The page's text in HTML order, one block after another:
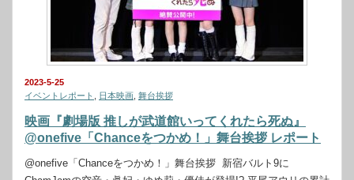
2023-5-25
イベントレポート
日本映画 舞台挨拶
映画『劇場版 推しが武道館いってくれたら死ぬ』
@onefive「Chanceをつかめ！」舞台挨拶 レポート
@onefive「Chanceをつかめ！」舞台挨拶 新宿バルト9に